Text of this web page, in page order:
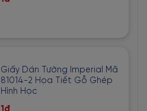
Giấy Dán Tường Imperial Mã
81014-2 Họa Tiết Gỗ Ghép
Hình Học